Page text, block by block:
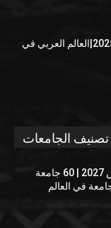
مؤشر مُدرَكات الفساد 2025|العالم العربي في
تصنيف الجامعات
تصنيف الجامعات كيو إس 2027 | 60 جامعة